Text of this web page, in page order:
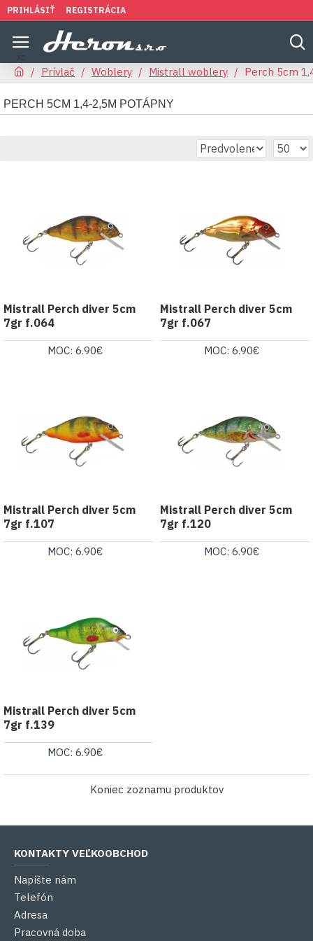
PRIHLÁSIŤ REGISTRÁCIA
Prívlač Woblery Mistrall woblery Perch 5cm
PERCH 5CM 1,4-2,5M POTÁPNY
Mistrall Perch diver 5cm
7gr f.064
MOC: 6.90€
Mistrall Perch diver 5cm
7gr f.067
MOC: 6.90€
Mistrall Perch diver 5cm
7gr f.107
MOC: 6.90€
Mistrall Perch diver 5cm
7gr f.120
MOC: 6.90€
Mistrall Perch diver 5cm
7gr f.139
MOC: 6.90€
Koniec zoznamu produktov
KONTAKTY VEĽKOOBCHOD
Napíšte nám
Telefón
Adresa
Pracovná doba